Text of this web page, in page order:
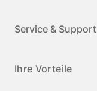
Service & Support
Ihre Vorteile